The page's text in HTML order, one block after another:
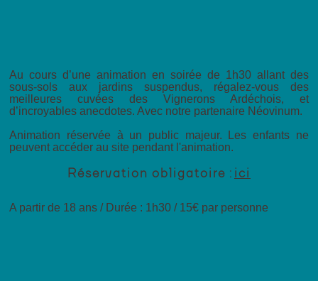
Au cours d’une animation en soirée de 1h30 allant des
sous-sols aux jardins suspendus, régalez-vous des
meilleures cuvées des Vignerons Ardéchois, et
d’incroyables anecdotes. Avec notre partenaire Néovinum.
Animation réservée à un public majeur. Les enfants ne
peuvent accéder au site pendant l'animation.
Réservation obligatoire : ici
A partir de 18 ans / Durée : 1h30 / 15€ par personne